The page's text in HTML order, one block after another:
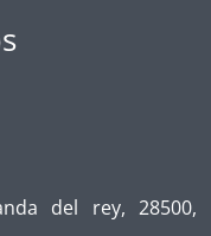
del rey, 28500,